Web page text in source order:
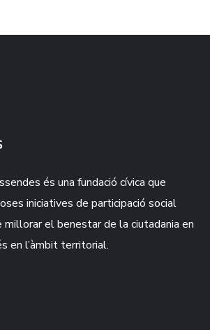
és una fundació cívica que
iniciatives de participació social
el benestar de la ciutadania en
en l’àmbit territorial.